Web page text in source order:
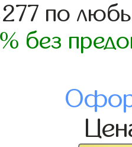
по
без